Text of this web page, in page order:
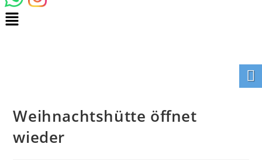
Weihnachtshütte öffnet
wieder